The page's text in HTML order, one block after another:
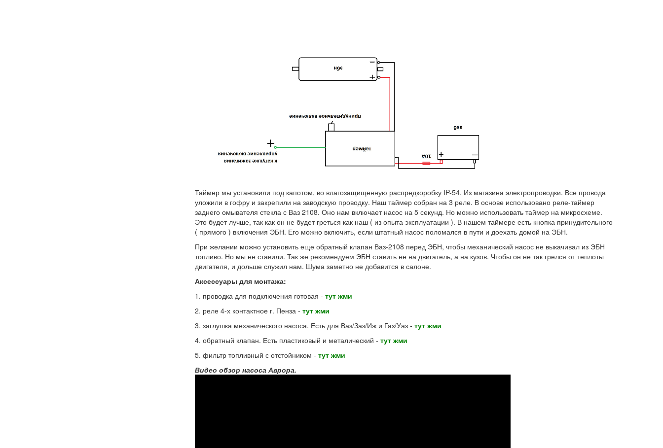
Таймер мы установили под капотом, во влагозащищенную распредкоробку IP-54. Из магазина электропроводки. Все провода
уложили в гофру и закрепили на заводскую проводку. Наш таймер собран на 3 реле. В основе использовано реле-таймер
заднего омывателя стекла с Ваз 2108. Оно нам включает насос на 5 секунд. Но можно использовать таймер на микросхеме.
Это будет лучше, так как он не будет греться как наш ( из опыта эксплуатации ). В нашем таймере есть кнопка принудительного
( прямого ) включения ЭБН. Его можно включить, если штатный насос поломался в пути и доехать домой на ЭБН.
При желании можно установить еще обратный клапан Ваз-2108 перед ЭБН, чтобы механический насос не выкачивал из ЭБН
топливо. Но мы не ставили. Так же рекомендуем ЭБН ставить не на двигатель, а на кузов. Чтобы он не так грелся от теплоты
двигателя, и дольше служил нам. Шума заметно не добавится в салоне.
Аксессуары для монтажа:
1. проводка для подключения готовая - тут жми
2. реле 4-х контактное г. Пенза - тут жми
3. заглушка механического насоса. Есть для Ваз/Заз/Иж и Газ/Уаз - тут жми
4. обратный клапан. Есть пластиковый и металический - тут жми
5. фильтр топливный с отстойником - тут жми
Видео обзор насоса Аврора.